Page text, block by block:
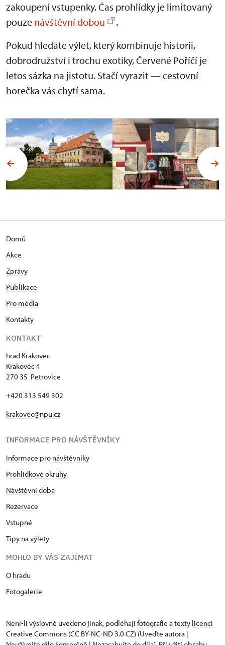
zakoupení vstupenky. Čas prohlídky je limitovaný
pouze návštěvní dobou
.
Pokud hledáte výlet, který kombinuje historii,
dobrodružství i trochu exotiky, Červené Poříčí je
letos sázka na jistotu. Stačí vyrazit — cestovní
horečka vás chytí sama.
Domů
Akce
Zprávy
Publikace
Pro média
Kontakty
KONTAKT
hrad Krakovec
Krakovec 4
270 35 Petrovice
+420 313 549 302
krakovec@npu.cz
INFORMACE PRO NÁVŠTĚVNÍKY
Informace pro návštěvníky
Prohlídkové okruhy
Návštěvní doba
Rezervace
Vstupné
Tipy na výlety
MOHLO BY VÁS ZAJÍMAT
O hradu
Fotogalerie
Není-li výslovně uvedeno jinak, podléhají fotografie a texty licenci
Creative Commons (CC BY-NC-ND 3.0 CZ) (Uveďte autora |